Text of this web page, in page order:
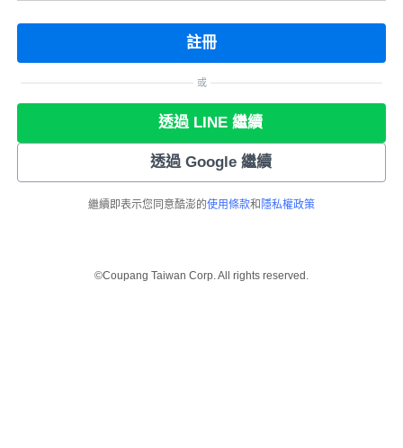
註冊
或
透過 LINE 繼續
透過 Google 繼續
繼續即表示您同意酷澎的使用條款和 隱私權政策
©Coupang Taiwan Corp. All rights reserved.